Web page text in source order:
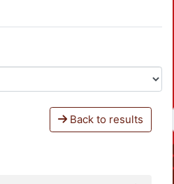
Back to results